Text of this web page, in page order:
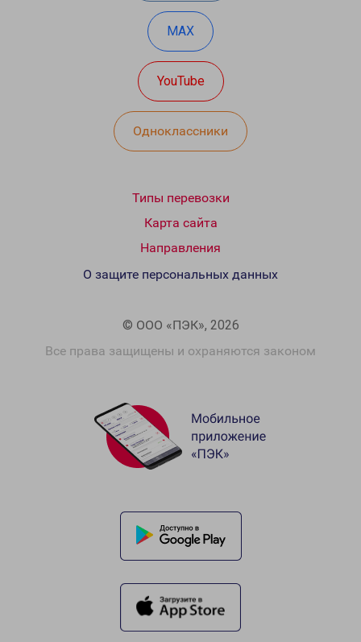
MAX
YouTube
Одноклассники
Типы перевозки
Карта сайта
Направления
© ООО «ПЭК», 2026
Все права защищены и охраняются законом
О защите персональных данных